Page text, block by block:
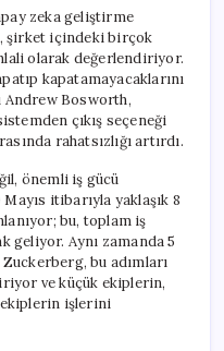
zeka geliştirme
şirket içindeki birçok
olarak değerlendiriyor.
kapatamayacaklarını
Andrew Bosworth,
çıkış seçeneği
rahatsızlığı artırdı.
önemli iş gücü
itibarıyla yaklaşık 8
bu, toplam iş
geliyor. Aynı zamanda 5
bu adımları
ve küçük ekiplerin,
ekiplerin işlerini